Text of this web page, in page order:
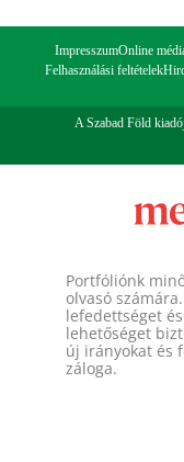
ImpresszumOnline
Felhasználási feltételek
A Szabad Föld
Portfóliónk
olvasó
lefedettséget
lehetőséget
új irányokat és
záloga.